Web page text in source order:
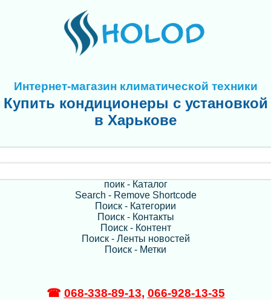
Интернет-магазин климатической техники
Купить кондиционеры с установкой
в Харькове
поик - Каталог
Search - Remove Shortcode
Поиск - Категории
Поиск - Контакты
Поиск - Контент
Поиск - Ленты новостей
Поиск - Метки
☎ 068-338-89-13, 066-928-13-35